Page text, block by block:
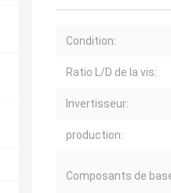
Condition:
Ratio L/D de la vis:
Invertisseur:
production:
Composants de